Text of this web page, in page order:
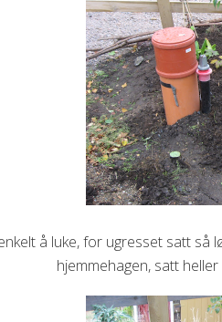
å luke, for ugresset satt så
hjemmehagen, satt